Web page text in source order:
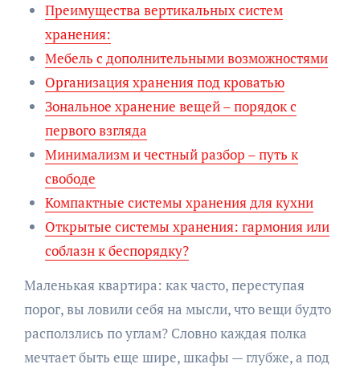
Преимущества вертикальных систем
хранения:
Мебель с дополнительными возможностями
Организация хранения под кроватью
Зональное хранение вещей – порядок с
первого взгляда
Минимализм и честный разбор – путь к
свободе
Компактные системы хранения для кухни
Открытые системы хранения: гармония или
соблазн к беспорядку?
Маленькая квартира: как часто, переступая
порог, вы ловили себя на мысли, что вещи будто
расползлись по углам? Словно каждая полка
мечтает быть еще шире, шкафы — глубже, а под